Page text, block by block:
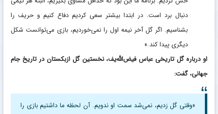
دنبال برد است. در ابتدا بیشتر سعی کردیم دفاع کنیم و حریف را
بشناسیم. اگر گل آخر نیمه اول را نمی‌خوردیم، بازی می‌توانست شکل
دیگری پیدا کند.»
او درباره گل تاریخی عباس فیض‌الله‌یف، نخستین گل ازبکستان در تاریخ جام
جهانی، گفت:
«وقتی گل زدیم، نمی‌شد سمت او ندویم. آن لحظه ما داشتیم بازی را